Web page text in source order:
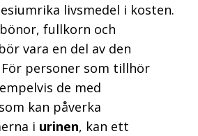
livsmedel i kosten.
fullkorn och
vara en del av den
personer som tillhör
de med
kan påverka
i urinen, kan ett